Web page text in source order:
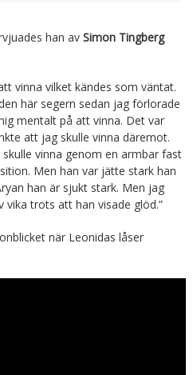
han av Simon Tingberg
vinna vilket kändes som väntat.
här segern sedan jag förlorade
mentalt på att vinna. Det var
att jag skulle vinna däremot.
vinna genom en armbar fast
Men han var jätte stark han
han är sjukt stark. Men jag
vika trots att han visade glöd.”
när Leonidas låser